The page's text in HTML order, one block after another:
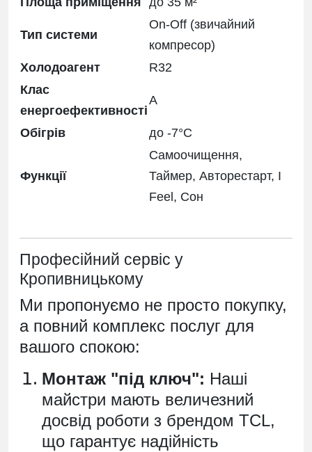
Тип системи
On-Off (звичайний
компресор)
Холодоагент
R32
Клас
енергоефективності
A
Обігрів до -7°C
Функції
Самоочищення,
Таймер, Авторестарт, I
Feel, Сон
Професійний сервіс у
Кропивницькому
Ми пропонуємо не просто покупку,
а повний комплекс послуг для
вашого спокою:
Монтаж "під ключ": Наші
майстри мають величезний
досвід роботи з брендом TCL,
що гарантує надійність